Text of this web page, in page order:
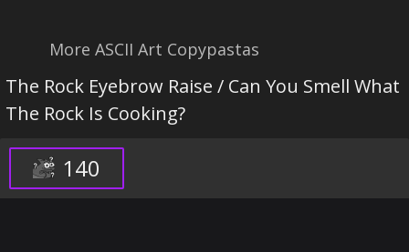
More ASCII Art Copypastas
The Rock Eyebrow Raise / Can You Smell What
The Rock Is Cooking?
140